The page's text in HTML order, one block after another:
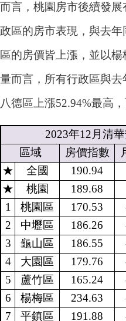
而言，桃園房市後續發
政區的房市表現，與去
區的房價皆上漲，並以
量而言，所有行政區與
八德區上漲52.94%最高
2023年12 月清
區域
房價指數
★
全國 190.94
★
桃園 189.68
1
桃園區 170.53
2
中壢區 186.26
3
龜山區 186.55
4
大園區 179.76
5
蘆竹區 165.24
6
楊梅區 234.63
7
平鎮區 191.88